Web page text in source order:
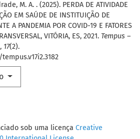
M. A. . (2025). PERDA DE ATIVIDADE
EM SAÚDE DE INSTITUIÇÃO DE
A PANDEMIA POR COVID-19 E FATORES
VITÓRIA, ES, 2021. Tempus –
, 17(2).
sob uma licença Creative